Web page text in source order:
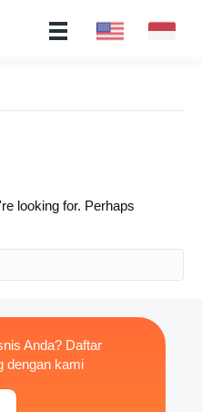
looking for. Perhaps
Anda? Daftar
dengan kami